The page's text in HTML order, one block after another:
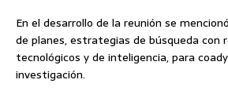
En el desarrollo de la reunión se
de planes, estrategias de búsqueda con
tecnológicos y de inteligencia, para
investigación.